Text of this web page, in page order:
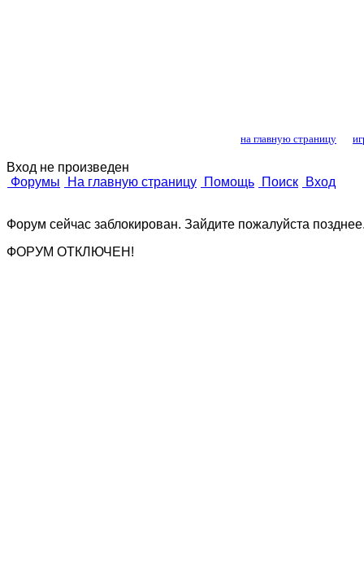
на главную страницу
Вход не произведен
Форумы
На главную страницу Помощь Поиск Вход
Форум сейчас заблокирован. Зайдите пожалуйста
ФОРУМ ОТКЛЮЧЕН!